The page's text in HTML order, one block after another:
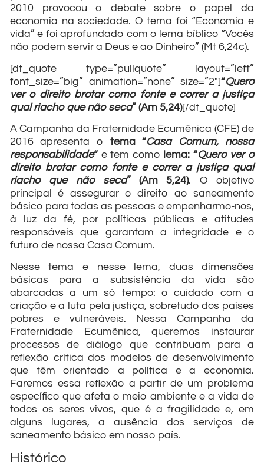
2010 provocou o debate sobre o papel da
economia na sociedade. O tema foi “Economia e
vida” e foi aprofundado com o lema bíblico “Vocês
não podem servir a Deus e ao Dinheiro” (Mt 6,24c).
[dt_quote type=”pullquote” layout=”left”
font_size=”big” animation=”none” size=”2″]“Quero
ver o direito brotar como fonte e correr a justiça
qual riacho que não seca” (Am 5,24)[/dt_quote]
A Campanha da Fraternidade Ecumênica (CFE) de
2016 apresenta o tema “Casa Comum, nossa
responsabilidade“e tem como lema: “Quero ver o
direito brotar como fonte e correr a justiça qual
riacho que não seca” (Am 5,24). O objetivo
principal é assegurar o direito ao saneamento
básico para todas as pessoas e empenharmo-nos,
à luz da fé, por políticas públicas e atitudes
responsáveis que garantam a integridade e o
futuro de nossa Casa Comum.
Nesse tema e nesse lema, duas dimensões
básicas para a subsistência da vida são
abarcadas a um só tempo: o cuidado com a
criação e a luta pela justiça, sobretudo dos países
pobres e vulneráveis. Nessa Campanha da
Fraternidade Ecumênica, queremos instaurar
processos de diálogo que contribuam para a
reflexão crítica dos modelos de desenvolvimento
que têm orientado a política e a economia.
Faremos essa reflexão a partir de um problema
específico que afeta o meio ambiente e a vida de
todos os seres vivos, que é a fragilidade e, em
alguns lugares, a ausência dos serviços de
saneamento básico em nosso país.
Histórico